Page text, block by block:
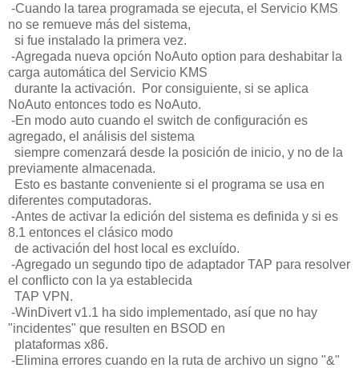
-Cuando la tarea programada se ejecuta, el Servicio KMS
no se remueve más del sistema,
si fue instalado la primera vez.
-Agregada nueva opción NoAuto option para deshabitar la
carga automática del Servicio KMS
durante la activación. Por consiguiente, si se aplica
NoAuto entonces todo es NoAuto.
-En modo auto cuando el switch de configuración es
agregado, el análisis del sistema
siempre comenzará desde la posición de inicio, y no de la
previamente almacenada.
Esto es bastante conveniente si el programa se usa en
diferentes computadoras.
-Antes de activar la edición del sistema es definida y si es
8.1 entonces el clásico modo
de activación del host local es excluído.
-Agregado un segundo tipo de adaptador TAP para resolver
el conflicto con la ya establecida
TAP VPN.
-WinDivert v1.1 ha sido implementado, así que no hay
"incidentes" que resulten en BSOD en
plataformas x86.
-Elimina errores cuando en la ruta de archivo un signo "&"